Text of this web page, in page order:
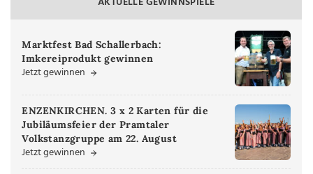
Marktfest Bad Schallerbach:
Imkereiprodukt gewinnen
Jetzt gewinnen
ENZENKIRCHEN. 3 x 2 Karten für die
Jubiläumsfeier der Pramtaler
Volkstanzgruppe am 22. August
Jetzt gewinnen